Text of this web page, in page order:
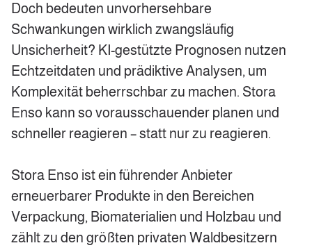
Doch bedeuten unvorhersehbare
Schwankungen wirklich zwangsläufig
Unsicherheit? KI-gestützte Prognosen nutzen
Echtzeitdaten und prädiktive Analysen, um
Komplexität beherrschbar zu machen. Stora
Enso kann so vorausschauender planen und
schneller reagieren – statt nur zu reagieren.
Stora Enso ist ein führender Anbieter
erneuerbarer Produkte in den Bereichen
Verpackung, Biomaterialien und Holzbau und
zählt zu den größten privaten Waldbesitzern